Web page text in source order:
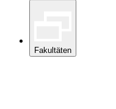
Fakultäten